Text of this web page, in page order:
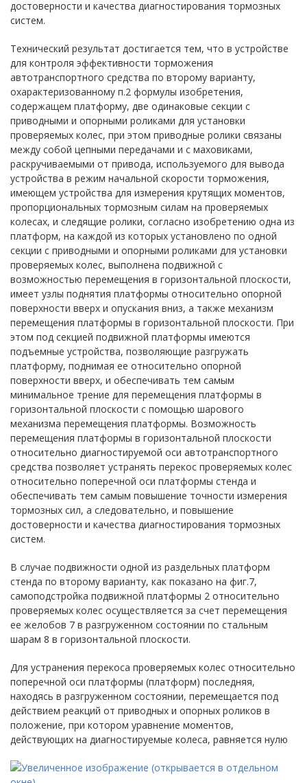
достоверности и качества диагностирования тормозных
систем.
Технический результат достигается тем, что в устройстве
для контроля эффективности торможения
автотранспортного средства по второму варианту,
охарактеризованному п.2 формулы изобретения,
содержащем платформу, две одинаковые секции с
приводными и опорными роликами для установки
проверяемых колес, при этом приводные ролики связаны
между собой цепными передачами и с маховиками,
раскручиваемыми от привода, используемого для вывода
устройства в режим начальной скорости торможения,
имеющем устройства для измерения крутящих моментов,
пропорциональных тормозным силам на проверяемых
колесах, и следящие ролики, согласно изобретению одна из
платформ, на каждой из которых установлено по одной
секции с приводными и опорными роликами для установки
проверяемых колес, выполнена подвижной с
возможностью перемещения в горизонтальной плоскости,
имеет узлы поднятия платформы относительно опорной
поверхности вверх и опускания вниз, а также механизм
перемещения платформы в горизонтальной плоскости. При
этом под секцией подвижной платформы имеются
подъемные устройства, позволяющие разгружать
платформу, поднимая ее относительно опорной
поверхности вверх, и обеспечивать тем самым
минимальное трение для перемещения платформы в
горизонтальной плоскости с помощью шарового
механизма перемещения платформы. Возможность
перемещения платформы в горизонтальной плоскости
относительно диагностируемой оси автотранспортного
средства позволяет устранять перекос проверяемых колес
относительно поперечной оси платформы стенда и
обеспечивать тем самым повышение точности измерения
тормозных сил, а следовательно, и повышение
достоверности и качества диагностирования тормозных
систем.
В случае подвижности одной из раздельных платформ
стенда по второму варианту, как показано на фиг.7,
самоподстройка подвижной платформы 2 относительно
проверяемых колес осуществляется за счет перемещения
ее желобов 7 в разгруженном состоянии по стальным
шарам 8 в горизонтальной плоскости.
Для устранения перекоса проверяемых колес относительно
поперечной оси платформы (платформ) последняя,
находясь в разгруженном состоянии, перемещается под
действием реакций от приводных и опорных роликов в
положение, при котором уравнение моментов,
действующих на диагностируемые колеса, равняется нулю